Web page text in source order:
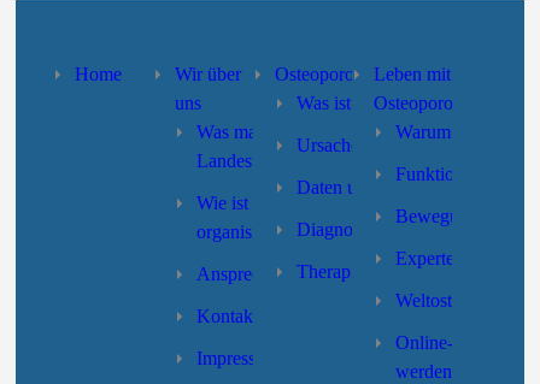
Home
Wir über
uns
Was macht der
Landesverband?
Wie ist der Landesverband
organisiert?
Ansprechpartner/innen
Kontakt
Impressum
Osteoporose
Was ist Osteoporose?
Ursachen und Risikofaktoren
Daten und Fakten
Diagnose
Therapie
Leben mit
Osteoporose
Warum Selbsthilfe
Funktionstraining
Bewegung/
Expertensuche
Online-Formular
werden”